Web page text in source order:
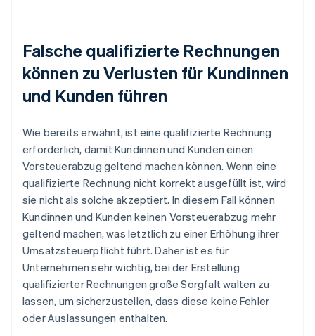
Falsche qualifizierte Rechnungen
können zu Verlusten für Kundinnen
und Kunden führen
Wie bereits erwähnt, ist eine qualifizierte Rechnung
erforderlich, damit Kundinnen und Kunden einen
Vorsteuerabzug geltend machen können. Wenn eine
qualifizierte Rechnung nicht korrekt ausgefüllt ist, wird
sie nicht als solche akzeptiert. In diesem Fall können
Kundinnen und Kunden keinen Vorsteuerabzug mehr
geltend machen, was letztlich zu einer Erhöhung ihrer
Umsatzsteuerpflicht führt. Daher ist es für
Unternehmen sehr wichtig, bei der Erstellung
qualifizierter Rechnungen große Sorgfalt walten zu
lassen, um sicherzustellen, dass diese keine Fehler
oder Auslassungen enthalten.